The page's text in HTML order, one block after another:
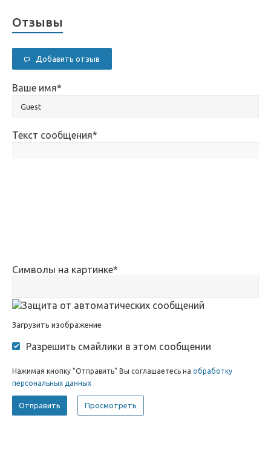
Отзывы
Добавить отзыв
Ваше имя*
Текст сообщения*
Символы на картинке*
Загрузить изображение
Разрешить смайлики в этом сообщении
Нажимая кнопку "Отправить" Вы соглашаетесь на обработку
персональных данных